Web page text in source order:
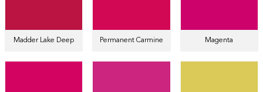
Madder Lake Deep Permanent Carmine Magenta